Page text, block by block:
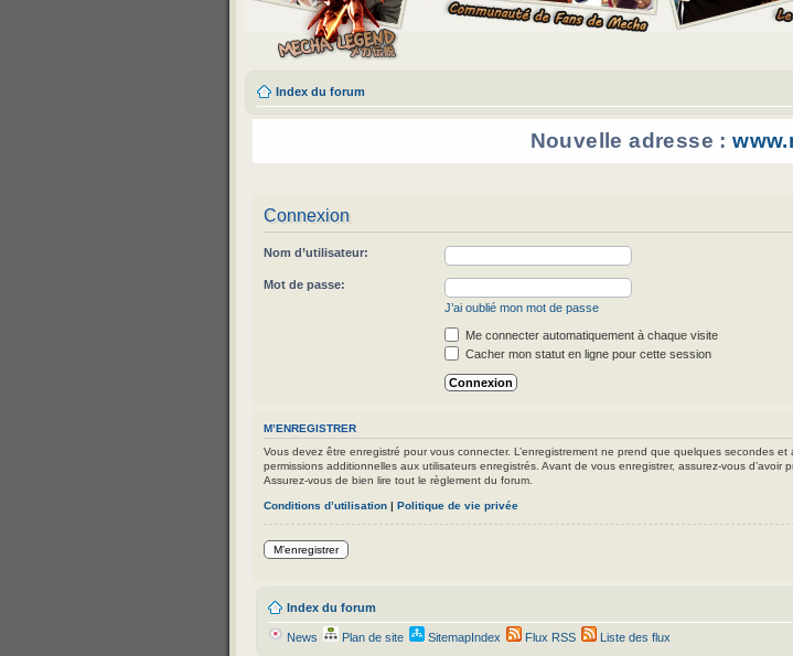
Index du forum
Nouvelle adresse :
Connexion
Nom d’utilisateur:
Mot de passe:
J’ai oublié mon mot de passe
Me connecter automatiquement à chaque visite
Cacher mon statut en ligne pour cette session
M’ENREGISTRER
Vous devez être enregistré pour vous connecter. L’enregistrement ne prend que quelques secondes
permissions additionnelles aux utilisateurs enregistrés. Avant de vous enregistrer, assurez-vous
Assurez-vous de bien lire tout le règlement du forum.
Conditions d’utilisation | Politique de vie privée
M’enregistrer
Index du forum
News Plan de site SitemapIndex Flux RSS Liste des flux